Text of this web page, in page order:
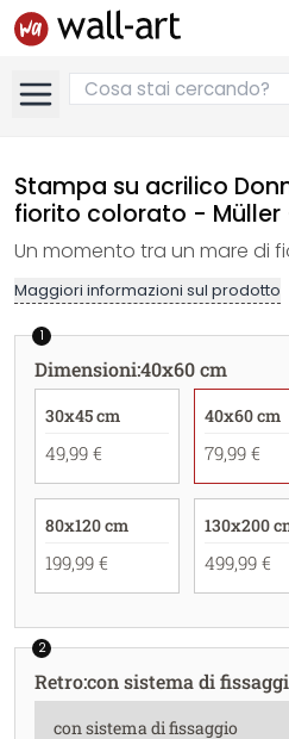
Stampa su acrilico
fiorito colorato - Müller
Un momento tra un mare di
Maggiori informazioni sul prodotto
1
Dimensioni:40x60 cm
30x45 cm
49,99 €
40x60 cm
79,99 €
80x120 cm
199,99 €
130x200
499,99 €
2
Retro:con sistema di